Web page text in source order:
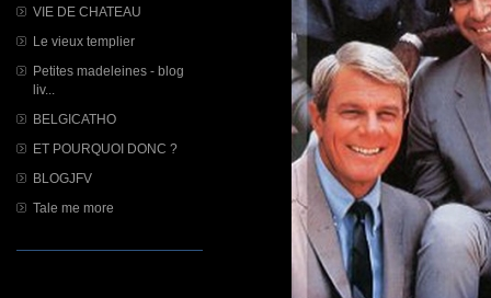
VIE DE CHATEAU
Le vieux templier
Petites madeleines - blog
liv...
BELGICATHO
ET POURQUOI DONC ?
BLOGJFV
Tale me more